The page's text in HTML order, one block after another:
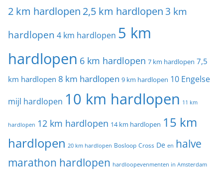
2 km hardlopen 2,5 km hardlopen 3 km
hardlopen 4 km hardlopen 5 km
hardlopen 6 km hardlopen 7 km hardlopen 7,5
km hardlopen 8 km hardlopen 9 km hardlopen 10 Engelse
mijl hardlopen 10 km hardlopen 11 km
hardlopen 12 km hardlopen 14 km hardlopen 15 km
hardlopen 20 km hardlopen Bosloop Cross De en halve
marathon hardlopen hardloopevenmenten in Amsterdam